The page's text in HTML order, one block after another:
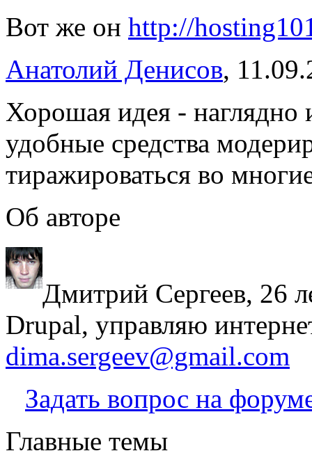
Вот же он http://
Анатолий Денисов,
Хорошая идея - наглядно
удобные средства
тиражироваться во
Об авторе
Дмитрий Сергеев, 26
Drupal, управляю
dima.sergeev@gmail.com
Задать вопрос на
Главные темы